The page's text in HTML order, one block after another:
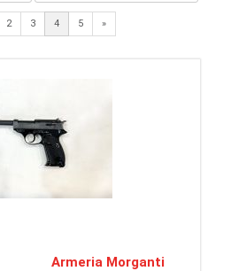
2 3 4 5 »Next
Armeria Morganti